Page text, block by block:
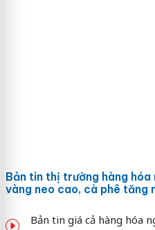
Bản tin thị trường hàng
vàng neo cao, cà phê tăng
Bản tin giá cả hàng hóa